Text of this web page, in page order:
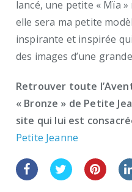
lancé, une petite « Mïa
elle sera ma petite
inspirante et inspirée
des images d’une
Retrouver toute
« Bronze » de Petite
site qui lui est
Petite Jeanne